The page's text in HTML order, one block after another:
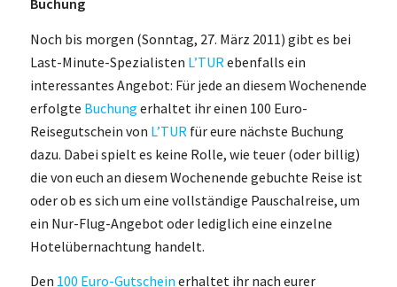
Buchung
Noch bis morgen (Sonntag, 27. März 2011) gibt es bei
Last-Minute-Spezialisten L’TUR ebenfalls ein
interessantes Angebot: Für jede an diesem Wochenende
erfolgte Buchung erhaltet ihr einen 100 Euro-
Reisegutschein von L’TUR für eure nächste Buchung
dazu. Dabei spielt es keine Rolle, wie teuer (oder billig)
die von euch an diesem Wochenende gebuchte Reise ist
oder ob es sich um eine vollständige Pauschalreise, um
ein Nur-Flug-Angebot oder lediglich eine einzelne
Hotelübernachtung handelt.
Den 100 Euro-Gutschein erhaltet ihr nach eurer